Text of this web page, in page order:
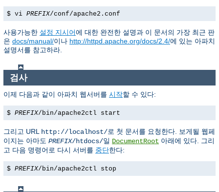
$ vi PREFIX/conf/apache2.conf
사용가능한 설정 지시어에 대한 완전한 설명과 이 문서의 가장 최근 판
은 docs/manual/이나 http://httpd.apache.org/docs/2.4/에 있는 아파치
설명서를 참고하라.
검사
이제 다음과 같이 아파치 웹서버를 시작할 수 있다:
$ PREFIX/bin/apache2ctl start
그리고 URL http://localhost/로 첫 문서를 요청한다. 보게될 웹페
이지는 아마도 PREFIX/htdocs/일 DocumentRoot 아래에 있다. 그리
고 다음 명령어로 다시 서버를 중단한다:
$ PREFIX/bin/apache2ctl stop